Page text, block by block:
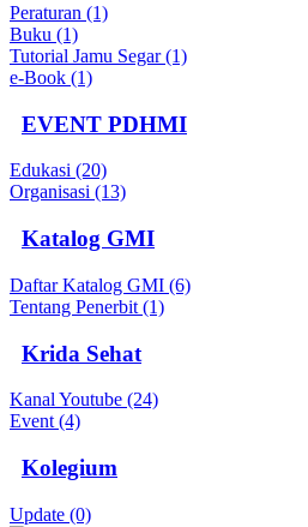
Peraturan (1)
Buku (1)
Tutorial Jamu Segar (1)
e-Book (1)
EVENT PDHMI
Edukasi (20)
Organisasi (13)
Katalog GMI
Daftar Katalog GMI (6)
Tentang Penerbit (1)
Krida Sehat
Kanal Youtube (24)
Event (4)
Kolegium
Update (0)